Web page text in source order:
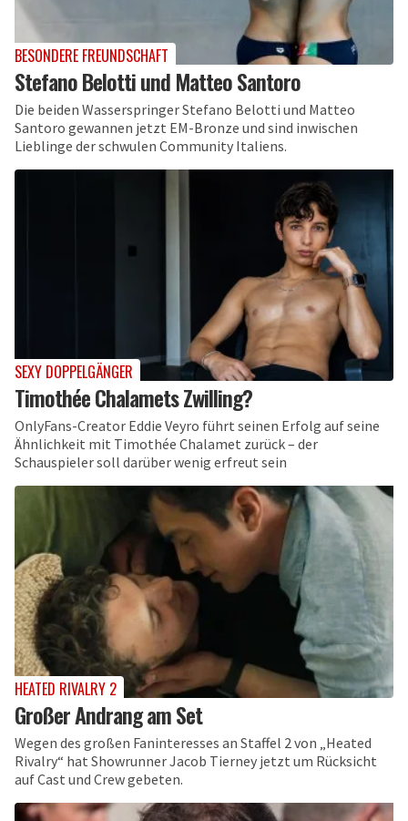
BESONDERE FREUNDSCHAFT
Stefano Belotti und Matteo Santoro
Die beiden Wasserspringer Stefano Belotti und Matteo
Santoro gewannen jetzt EM-Bronze und sind inwischen
Lieblinge der schwulen Community Italiens.
SEXY DOPPELGÄNGER
Timothée Chalamets Zwilling?
OnlyFans-Creator Eddie Veyro führt seinen Erfolg auf seine
Ähnlichkeit mit Timothée Chalamet zurück – der
Schauspieler soll darüber wenig erfreut sein
HEATED RIVALRY 2
Großer Andrang am Set
Wegen des großen Faninteresses an Staffel 2 von „Heated
Rivalry“ hat Showrunner Jacob Tierney jetzt um Rücksicht
auf Cast und Crew gebeten.